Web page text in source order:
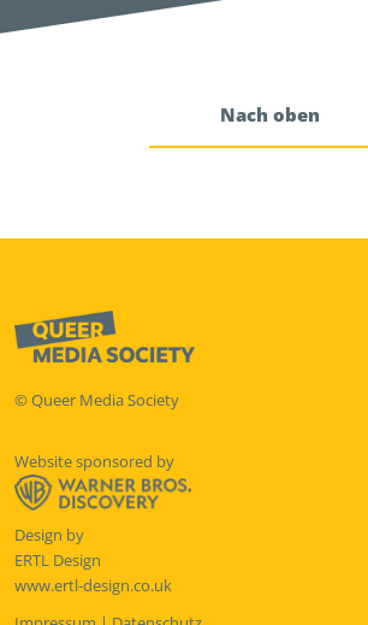
Nach oben
© Queer Media Society
Website sponsored by
Design by
ERTL Design
www.ertl-design.co.uk